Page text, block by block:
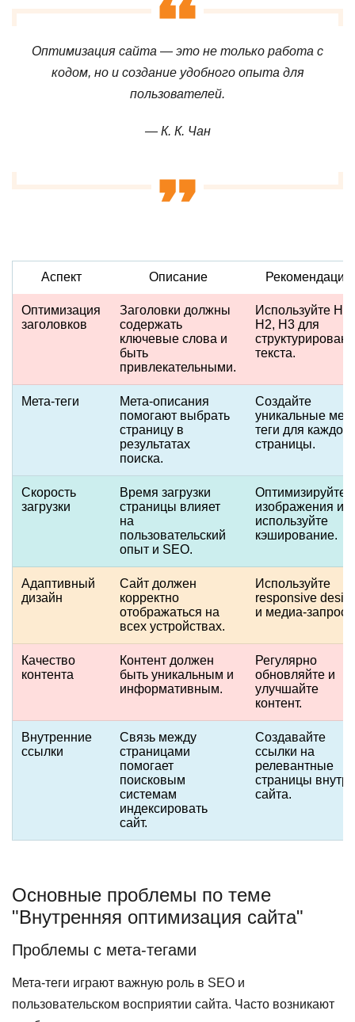
Оптимизация сайта — это не только работа с
кодом, но и создание удобного опыта для
пользователей.
— К. К. Чан
Аспект Описание Рекомендации
Оптимизация
заголовков
Заголовки должны
содержать
ключевые слова и
быть
привлекательными.
Используйте H1,
H2, H3 для
текста.
Мета-теги
Мета-описания
помогают выбрать
страницу в
результатах
поиска.
Создайте
уникальные
теги для каждой
страницы.
Скорость
загрузки
Время загрузки
страницы влияет
на
пользовательский
опыт и SEO.
Оптимизируйте
изображения и
используйте
кэширование.
Адаптивный
дизайн
Сайт должен
корректно
отображаться на
всех устройствах.
Используйте
responsive
и медиа-
Качество
контента
Контент должен
быть уникальным и
информативным.
Регулярно
обновляйте и
улучшайте
контент.
Внутренние
ссылки
Связь между
страницами
помогает
поисковым
системам
индексировать
сайт.
Создавайте
ссылки на
релевантные
страницы внутри
сайта.
Основные проблемы по теме
"Внутренняя оптимизация сайта"
Проблемы с мета-тегами
Мета-теги играют важную роль в SEO и
пользовательском восприятии сайта. Часто возникают